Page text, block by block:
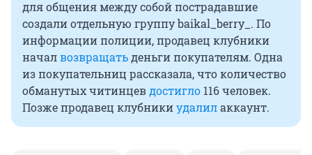
для общения между собой пострадавшие
создали отдельную группу baikal_berry_. По
информации полиции, продавец клубники
началвозвращать деньги покупателям. Одна
из покупательниц рассказала, что количество
обманутых читинцевдостигло 116 человек.
Позже продавец клубникиудалилаккаунт.